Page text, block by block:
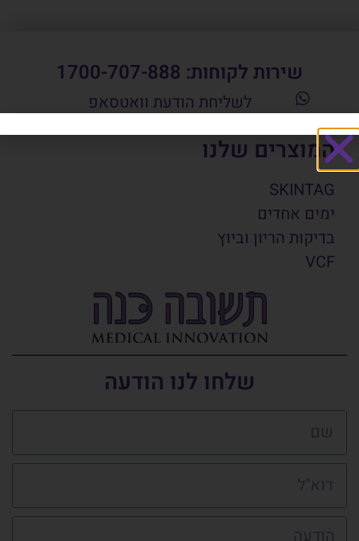
שלחו לנו הודעה
המוצרים שלנו
SKINTAG
ימים אחדים
בדיקות הריון וביוץ
VCF
שירות לקוחות: 1700-707-888
לשליחת הודעת וואטסאפ